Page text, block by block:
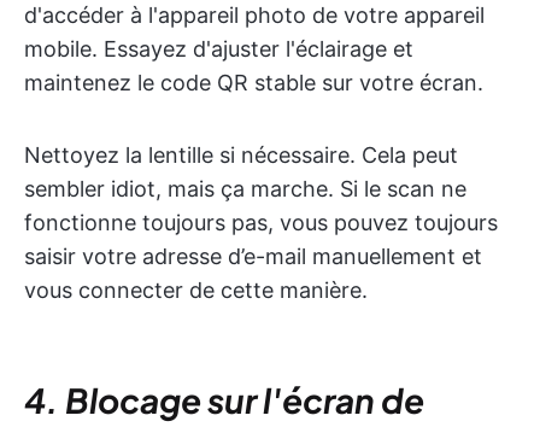
d'accéder à l'appareil photo de votre appareil
mobile. Essayez d'ajuster l'éclairage et
maintenez le code QR stable sur votre écran.
Nettoyez la lentille si nécessaire. Cela peut
sembler idiot, mais ça marche. Si le scan ne
fonctionne toujours pas, vous pouvez toujours
saisir votre adresse d’e-mail manuellement et
vous connecter de cette manière.
4. Blocage sur l'écran de